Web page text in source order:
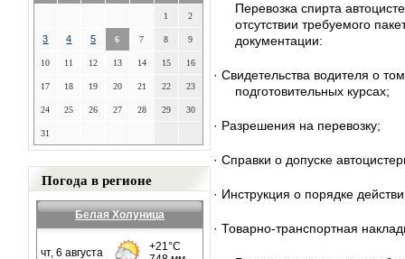
1 2
3 4 5 6 7 8 9
10 11 12 13 14 15 16
17 18 19 20 21 22 23
24 25 26 27 28 29 30
31
Погода в регионе
Белая Холуница
Перевозка спирта
отсутствии требуемого
документации:
· Свидетельства водителя о
подготовительных курсах;
· Разрешения на перевозку;
· Справки о допуске
· Инструкция о порядке
· Товарно-транспортная